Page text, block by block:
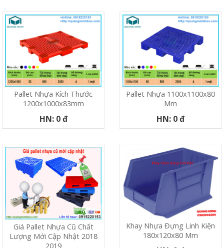
Pallet Nhựa Kích Thước
1200x1000x83mm
HN: 0 đ
Pallet Nhựa 1100x1100x80
Mm
HN: 0 đ
Giá Pallet Nhựa Cũ Chất
Lượng Mới Cập Nhật 2018
2019
Khay Nhựa Đựng Linh Kiện
180x120x80 Mm